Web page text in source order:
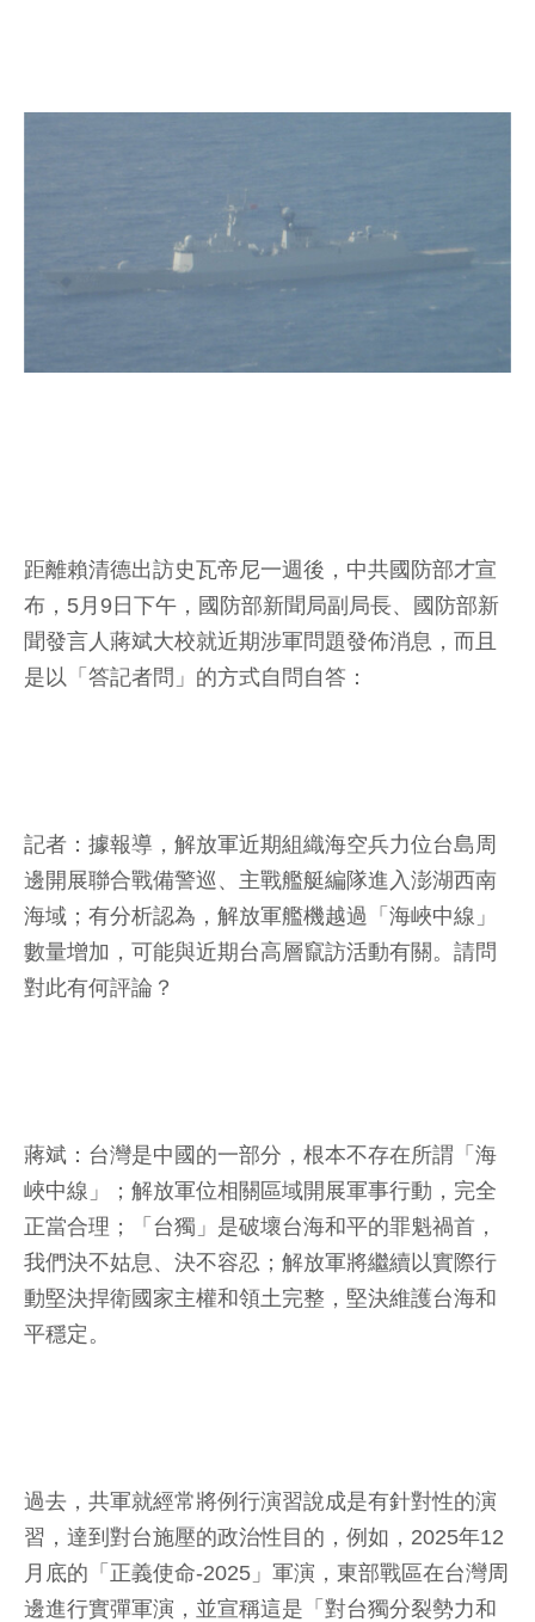
距離賴清德出訪史瓦帝尼一週後，中共國防部才宣
布，5月9日下午，國防部新聞局副局長、國防部新
聞發言人蔣斌大校就近期涉軍問題發佈消息，而且
是以「答記者問」的方式自問自答：
記者：據報導，解放軍近期組織海空兵力位台島周
邊開展聯合戰備警巡、主戰艦艇編隊進入澎湖西南
海域；有分析認為，解放軍艦機越過「海峽中線」
數量增加，可能與近期台高層竄訪活動有關。請問
對此有何評論？
蔣斌：台灣是中國的一部分，根本不存在所謂「海
峽中線」；解放軍位相關區域開展軍事行動，完全
正當合理；「台獨」是破壞台海和平的罪魁禍首，
我們決不姑息、決不容忍；解放軍將繼續以實際行
動堅決捍衛國家主權和領土完整，堅決維護台海和
平穩定。
過去，共軍就經常將例行演習說成是有針對性的演
習，達到對台施壓的政治性目的，例如，2025年12
月底的「正義使命-2025」軍演，東部戰區在台灣周
邊進行實彈軍演，並宣稱這是「對台獨分裂勢力和